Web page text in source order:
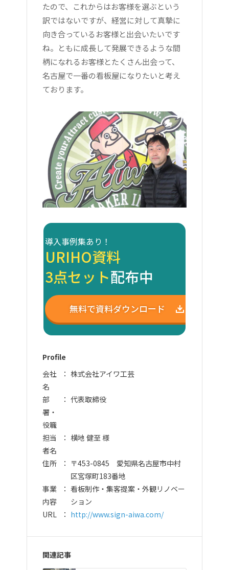
たので、これからはお客様を選ぶという
訳ではないですが、経営に対して真摯に
向き合っているお客様と出会いたいです
ね。ともに成長して発展できるような間
柄になれるお客様とたくさん出会って、
名古屋で一番の看板屋になりたいと考え
ております。
導入事例集あり！
URIHO資料
3点セット配布中
無料で資料ダウンロード
Profile
会社
名
株式会社アイワ工芸
部
署・
役職
代表取締役
担当
者名
横地 健至 様
住所
〒453-0845 愛知県名古屋市中村
区宮塚町183番地
事業
内容
看板制作・集客提案・外観リノベー
ション
URL
http://www.sign-aiwa.com/
関連記事